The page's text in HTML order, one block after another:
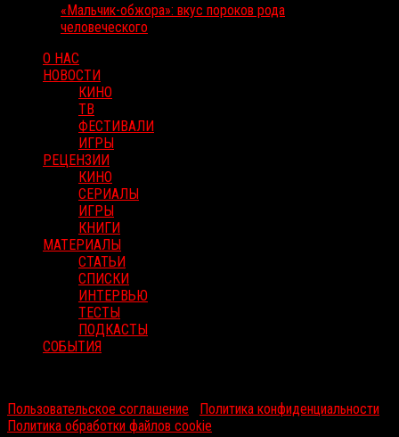
«Мальчик-обжора»: вкус пороков рода
человеческого
О НАС
НОВОСТИ
КИНО
ТВ
ФЕСТИВАЛИ
ИГРЫ
РЕЦЕНЗИИ
КИНО
СЕРИАЛЫ
ИГРЫ
КНИГИ
МАТЕРИАЛЫ
СТАТЬИ
СПИСКИ
ИНТЕРВЬЮ
ТЕСТЫ
ПОДКАСТЫ
СОБЫТИЯ
Пользовательское соглашение
Политика конфиденциальности
Политика обработки файлов cookie